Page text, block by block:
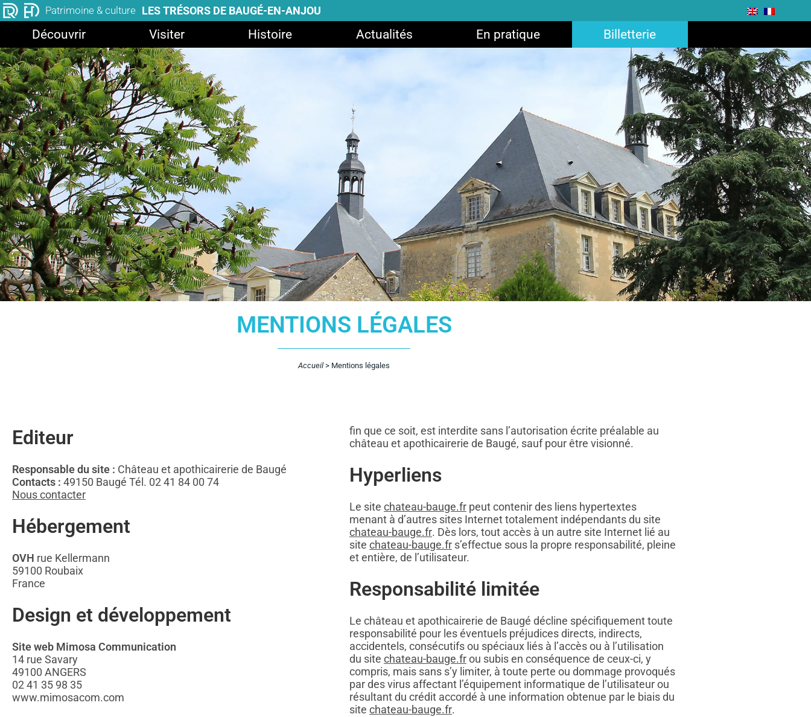
Patrimoine & culture LES TRÉSORS DE BAUGÉ-EN-ANJOU
Découvrir Visiter Histoire Actualités En pratique Billetterie
MENTIONS LÉGALES
Accueil > Mentions légales
Editeur
Responsable du site : Château et apothicairerie de Baugé
Contacts : 49150 Baugé Tél. 02 41 84 00 74
Nous contacter
Hébergement
OVH rue Kellermann
59100 Roubaix
France
Design et développement
Site web Mimosa Communication
14 rue Savary
49100 ANGERS
02 41 35 98 35
www.mimosacom.com
fin que ce soit, est interdite sans l’autorisation écrite préalable au
château et apothicairerie de Baugé, sauf pour être visionné.
Hyperliens
Le site chateau-bauge.fr peut contenir des liens hypertextes
menant à d’autres sites Internet totalement indépendants du site
chateau-bauge.fr. Dès lors, tout accès à un autre site Internet lié au
site chateau-bauge.fr s’effectue sous la propre responsabilité, pleine
et entière, de l’utilisateur.
Responsabilité limitée
Le château et apothicairerie de Baugé décline spécifiquement toute
responsabilité pour les éventuels préjudices directs, indirects,
accidentels, consécutifs ou spéciaux liés à l’accès ou à l’utilisation
du site chateau-bauge.frou subis en conséquence de ceux-ci, y
compris, mais sans s’y limiter, à toute perte ou dommage provoqués
par des virus affectant l’équipement informatique de l’utilisateur ou
résultant du crédit accordé à une information obtenue par le biais du
site chateau-bauge.fr.